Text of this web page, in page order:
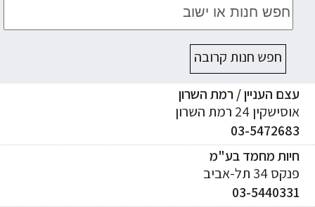
חפש חנות קרובה
העניין / רמת השרון
24 רמת השרון
03-
מחמד בע"מ
34 תל-אביב
03-